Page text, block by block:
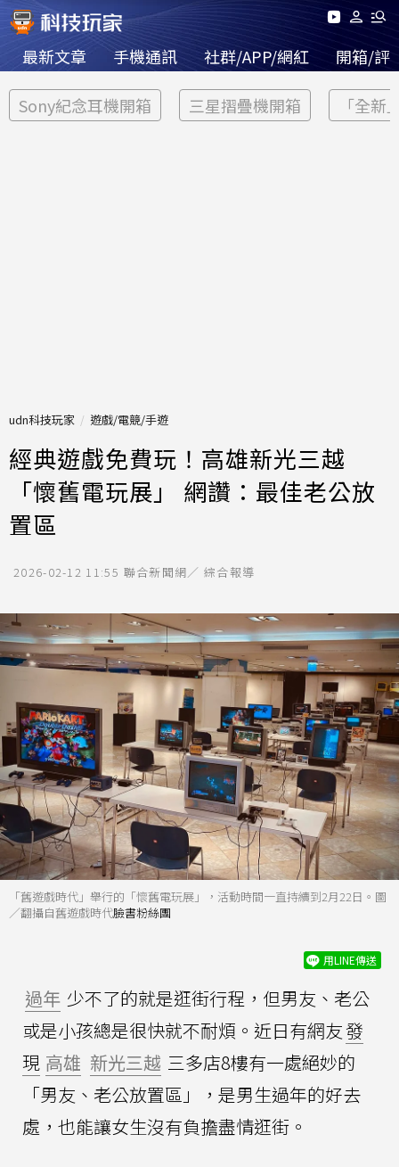
最新文章 手機通訊 社群/APP/網紅 開箱/評
Sony紀念耳機開箱 三星摺疊機開箱 「全新
udn科技玩家 遊戲/電競/手遊
經典遊戲免費玩！高雄新光三越
「懷舊電玩展」 網讚：最佳老公放
置區
2026-02-12 11:55 聯合新聞網／ 綜合報導
「舊遊戲時代」舉行的「懷舊電玩展」，活動時間一直持續到2月22日。圖
／翻攝自舊遊戲時代臉書粉絲團
用LINE傳送
過年 少不了的就是逛街行程，但男友、老公
或是小孩總是很快就不耐煩。近日有網友發
現 高雄 新光三越 三多店8樓有一處絕妙的
「男友、老公放置區」，是男生過年的好去
處，也能讓女生沒有負擔盡情逛街。